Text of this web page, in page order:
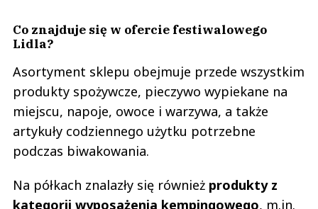
Co znajduje się w ofercie festiwalowego
Lidla?
Asortyment sklepu obejmuje przede wszystkim
produkty spożywcze, pieczywo wypiekane na
miejscu, napoje, owoce i warzywa, a także
artykuły codziennego użytku potrzebne
podczas biwakowania.
Na półkach znalazły się również produkty z
kategorii wyposażenia kempingowego, m.in.